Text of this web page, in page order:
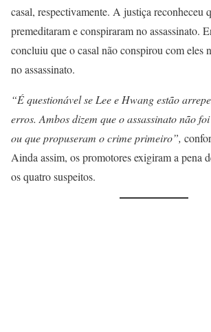
casal, respectivamente. A justiça reconheceu
premeditaram e conspiraram no assassinato.
concluiu que o casal não conspirou com eles
no assassinato.
“É questionável se Lee e Hwang estão
erros. Ambos dizem queo assassinato não
ou que propuseram o crime primeiro”,
Ainda assim, os promotores exigiram a pena
os quatro suspeitos.